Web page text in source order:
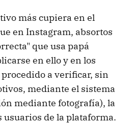
más cupiera en el
en Instagram, absortos
que usa papá
en ello y en los
a verificar, sin
mediante el sistema
mediante fotografía), la
de la plataforma.